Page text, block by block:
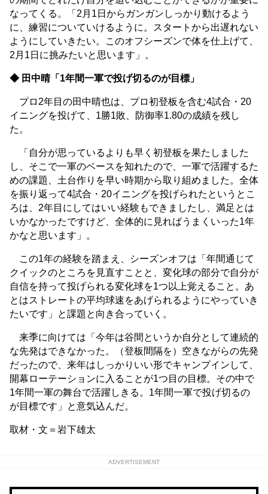
なってくる。「2月1日からガンガンしっかり動けるよう
に、練習についていけるように。スタートから出遅れない
ようにしていきたい。このオフシーズンで体を仕上げて、
2月1日に挑みたいと思います」。
◆ 田中晴「1年間一軍で投げ切るのが目標」
プロ2年目の田中晴也は、プロ初登板を含む4試合・20
イニングを投げて、1勝1敗、防御率1.80の成績を残し
た。
「自分が思っているよりも早く初登板を果たしました
し、そこで一軍のベースを知れたので、一軍で活躍するた
めの課題、土台作りを早い時期から取り組めました。全体
を振り返って4試合・20イニングを投げられたというとこ
ろは、2年目にしてはいい経験もできましたし、満足とは
いかなかったですけど、全体的に見ればうまくいった1年
かなと思います」。
この1年の経験を踏まえ、シーズンオフは「年間通じて
クイックのところを見直すことと、変化球の部分で自分が
自信を持って投げられる変化球を1つ以上覚えること。あ
とはストレートの平均球速をあげられるようにやっていき
たいです」と課題と向き合っていく。
来季に向けては「今年は谷間というか自分として連続的
な先発はできなかった。（登板間隔を）空きながらの先発
だったので、来年はしっかりいい形でキャンプインして、
開幕ローテーションに入ることが1つ目の目標。その中で
1年間一軍の舞台で活躍しきる。1年間一軍で投げ切るの
が目標です」と意気込んだ。
取材・文＝岩下雄太
ADVERTISEMENT